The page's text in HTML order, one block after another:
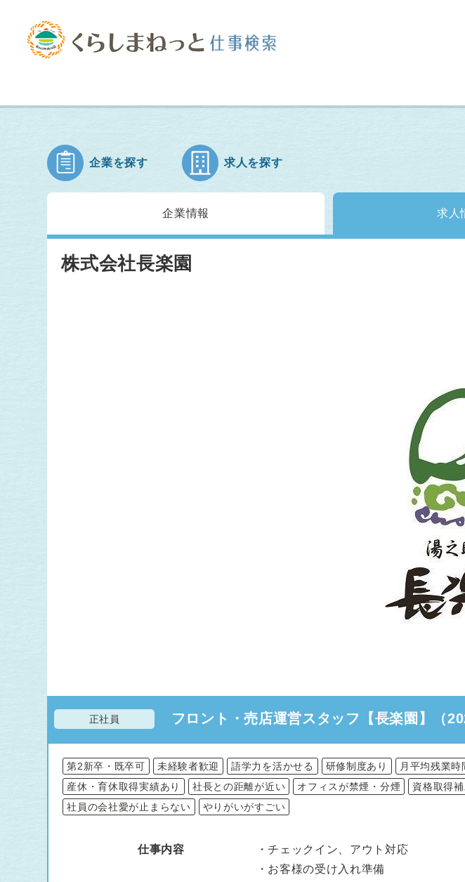
企業を探す 求人を探す
企業情報 求人
株式会社長楽園
正社員 フロント・売店運営スタッフ【長楽園】（
第2新卒・既卒可 未経験者歓迎 語学力を活かせる 研修制度あり 月平均残業
産休・育休取得実績あり
社長との距離が近い オフィスが禁煙・分煙 資格取得
社員の会社愛が止まらない
やりがいがすごい
仕事内容
・チェックイン、アウト対応
・お客様の受け入れ準備